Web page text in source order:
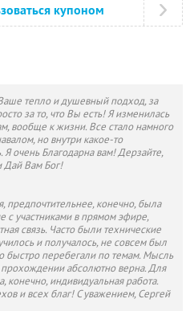
купоном
тепло и душевный подход, за
за то, что Вы есть! Я изменилась
вообще к жизни. Все стало намного
но внутри какое-то
Я очень Благодарна вам! Дерзайте,
Дай Вам Бог!
предпочтительнее, конечно, была
с участниками в прямом эфире,
связь. Часто были технические
и получалось, не совсем был
быстро перебегали по темам. Мысль
абсолютно верна. Для
индивидуальная работа.
и всех благ! С уважением, Сергей